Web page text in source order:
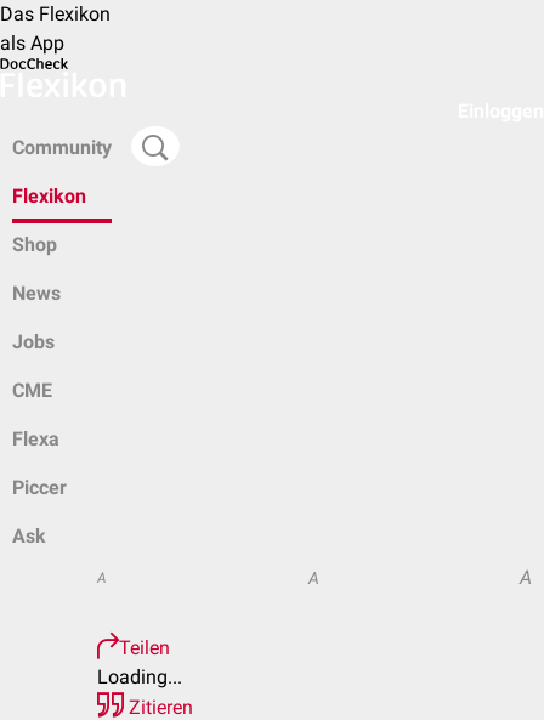
Das Flexikon
als App
Community
Flexikon
Shop
News
Jobs
CME
Flexa
Piccer
Ask
A A A
Teilen
Loading...
Zitieren